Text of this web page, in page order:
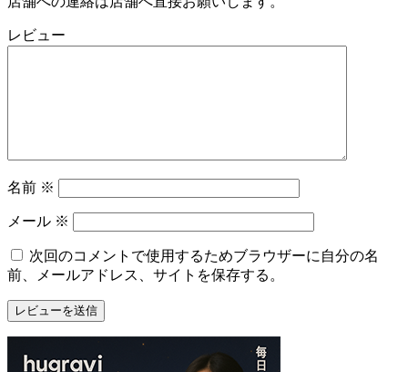
レビュー
名前 ※
メール ※
次回のコメントで使用するためブラウザーに自分の名
前、メールアドレス、サイトを保存する。